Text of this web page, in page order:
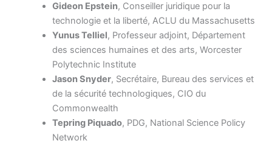
Gideon Epstein, Conseiller juridique pour la
technologie et la liberté, ACLU du Massachusetts
Yunus Telliel, Professeur adjoint, Département
des sciences humaines et des arts, Worcester
Polytechnic Institute
Jason Snyder, Secrétaire, Bureau des services et
de la sécurité technologiques, CIO du
Commonwealth
Tepring Piquado, PDG, National Science Policy
Network